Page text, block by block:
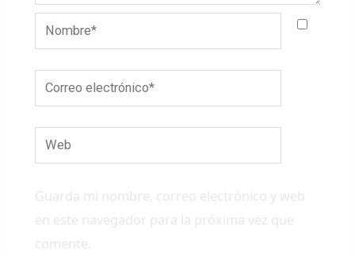
Nombre*
Correo
electrónico*
Web
Guarda mi nombre, correo electrónico y web
en este navegador para la próxima vez que
comente.